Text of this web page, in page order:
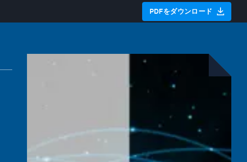
PDFをダウンロード